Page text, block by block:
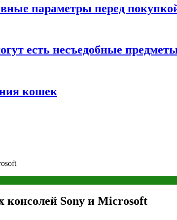
параметры перед
есть несъедобные
кошек
консолей Sony и Microsoft